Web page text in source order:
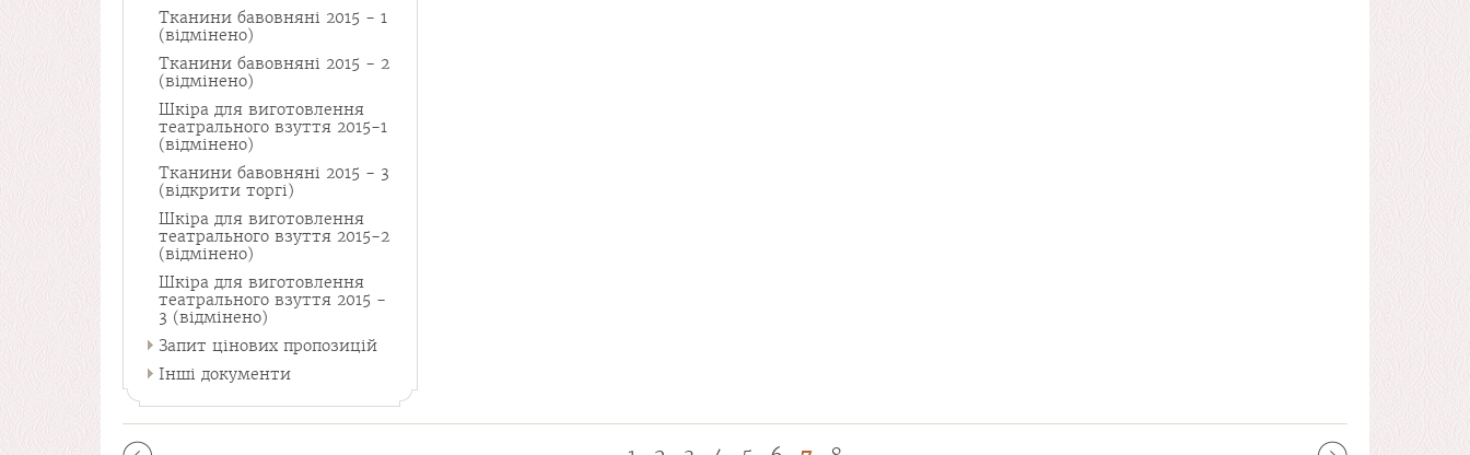
Тканини бавовняні 2015 - 1
(відмінено)
Тканини бавовняні 2015 - 2
(відмінено)
Шкіра для виготовлення
театрального взуття 2015-1
(відмінено)
Тканини бавовняні 2015 - 3
(відкрити торгі)
Шкіра для виготовлення
театрального взуття 2015-2
(відмінено)
Шкіра для виготовлення
театрального взуття 2015 -
3 (відмінено)
Запит цінових пропозицій
Інші документи